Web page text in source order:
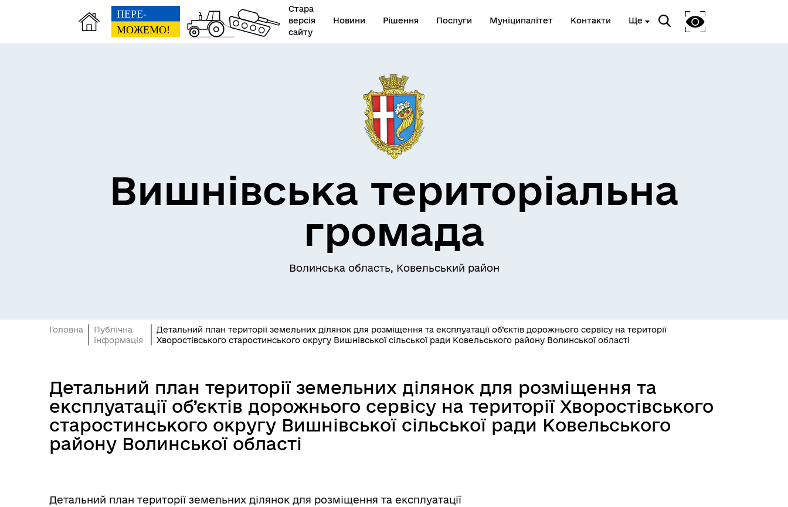
Стара
версія
сайту
Новини Рішення Послуги Муніципалітет Контакти Ще
Відділ з питань юридичного
забезпечення ради
Е-довідник закладів
Проєктна діяльність та
інвестиції
Вишнівська територіальна
громада
Волинська область, Ковельський район
Головна
Публічна
інформація
Детальний план території земельних ділянок для розміщення та експлуатації об’єктів дорожнього сервісу на території
Хворостівського старостинського округу Вишнівської сільської ради Ковельського району Волинської області
Детальний план території земельних ділянок для розміщення та
експлуатації об’єктів дорожнього сервісу на території Хворостівського
старостинського округу Вишнівської сільської ради Ковельського
району Волинської області
Детальний план території земельних ділянок для розміщення та експлуатації